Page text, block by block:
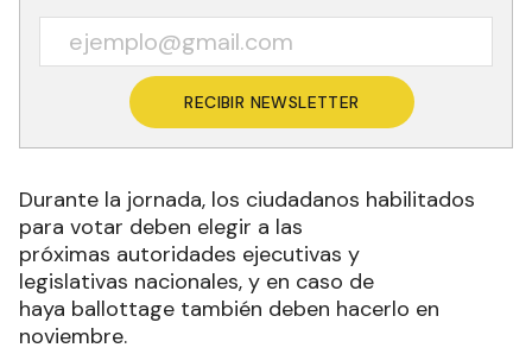
RECIBIR NEWSLETTER
Durante la jornada, los ciudadanos habilitados
para votar deben elegir a las
próximas autoridades ejecutivas y
legislativas nacionales, y en caso de
haya ballottage también deben hacerlo en
noviembre.